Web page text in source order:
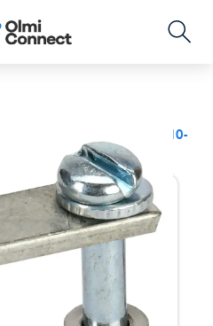
CTS 16мм2 2PIN Iek yct10-